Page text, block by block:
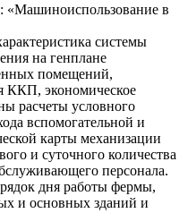
«Машиноиспользование в
системы
на генплане
помещений,
ККП, экономическое
расчеты условного
вспомогательной и
карты механизации
и суточного количества
персонала.
дня работы фермы,
и основных зданий и